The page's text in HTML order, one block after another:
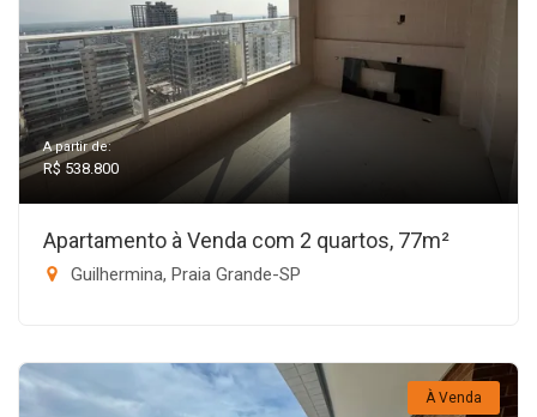
A partir de:
R$ 538.800
Apartamento à Venda com 2 quartos, 77m²
Guilhermina, Praia Grande-SP
À Venda